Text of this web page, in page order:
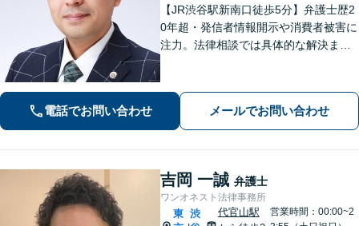
【JR渋谷駅新南口徒歩5分】弁護士歴2
0年超・発信者情報開示や消費者被害に
注力。法律相談では具体的な解決まで
粘り強く活動します。
電話でお問い合わせ メールでお問い合わせ
吉岡 一誠 弁護士
ワンオネスト法律事務所
東 渋
代官山駅
営業時間：00:00~2